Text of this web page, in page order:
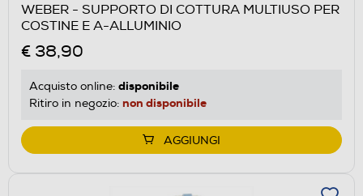
WEBER - SUPPORTO DI COTTURA MULTIUSO PER
COSTINE E A-ALLUMINIO
€ 38,90
Acquisto online: disponibile
Ritiro in negozio: non disponibile
AGGIUNGI